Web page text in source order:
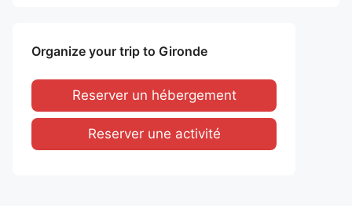
Organize your trip to Gironde
Reserver un hébergement
Reserver une activité